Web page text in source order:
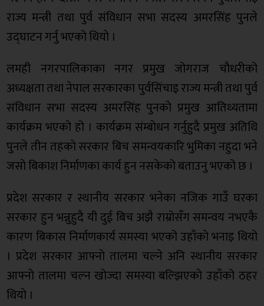
राज्य मन्त्री तथा पुर्व संविधान सभा सदस्य अमरसिंह पुनले
उद्घाटन गर्नु भएको थियाे ।
लमही नगरपालिकाका नगर प्रमुख जोगराज चौधरीको
अध्यक्षता तथा नेपाल सरकारका पुर्वसिंचाइ राज्य मन्त्री तथा पुर्व
संविधान सभा सदस्य अमरसिंह पुनको प्रमुख आतिथ्यतामा
कार्यक्रम भएको हो । कार्यक्रम संम्बाेधन गर्नुहुदै प्रमुख अतिथि
पुनले तीन तहकाे सरकार बिच समन्वयकारि भुमिका नहुदा भने
जसाे बिकाश निर्माणका कार्य हुन नसकेको बताउनु भएको छ ।
प्रदेश सरकार र स्थानीय सरकार भनेका नजिक गाउँ घरका
सरकार हुन भन्नुहुदै यी दुई बिच अझै राम्रोसँग समन्वय नभएकै
कारण बिकास निर्माणकार्य समस्या भएको उहाँको भनाइ थियाे
। प्रदेश सरकार आफ्नाे तालमा चल्ने अनि स्थानीय सरकार
आफ्नाे तालमा चल्न खाेज्दा समस्या बल्झिएकाे उहाँको ठहर
थियाे ।